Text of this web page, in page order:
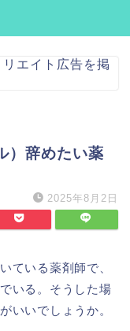
エイト広告を掲
）辞めたい薬
2025年8月2日
ている薬剤師で、
いる。そうした場
いいでしょうか。